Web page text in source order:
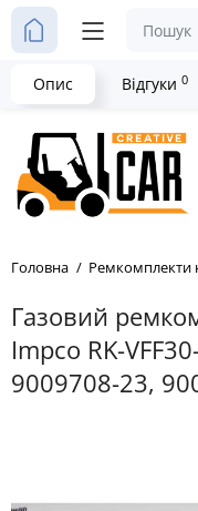
Головна Ремкомплекти
Газовий
Impco RK-
9009708-23,
Опис Відгуки 0